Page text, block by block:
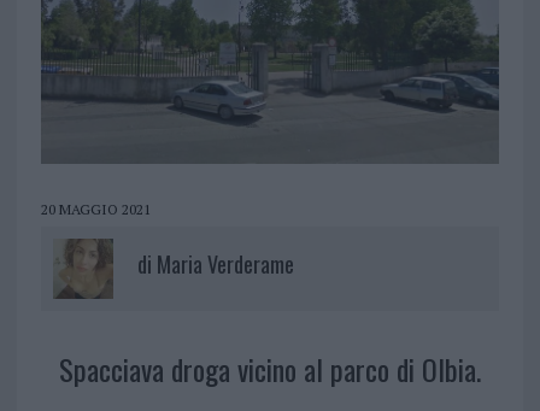
20 MAGGIO 2021
di Maria Verderame
Spacciava droga vicino al parco di Olbia.